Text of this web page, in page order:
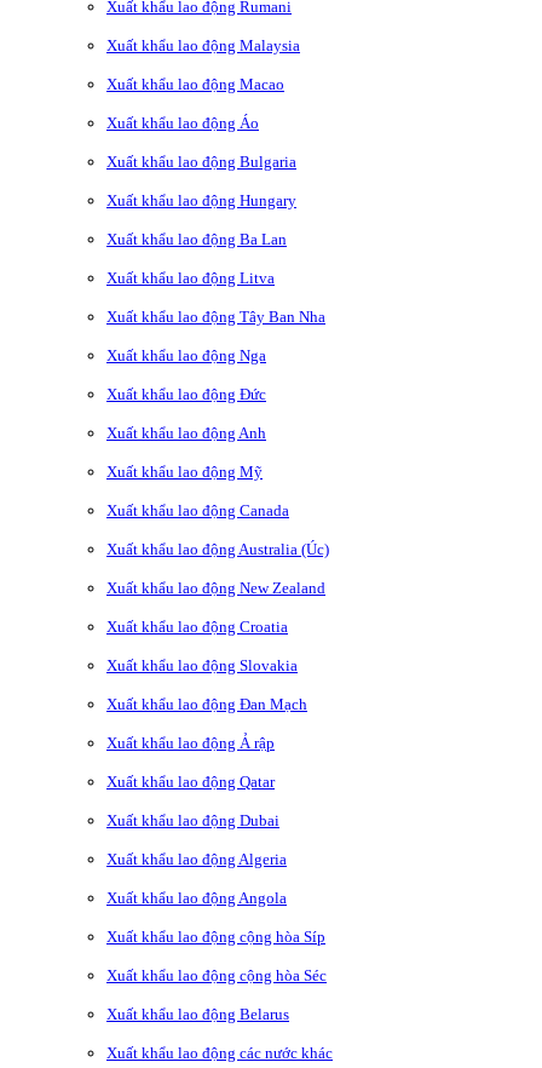
Xuất khẩu lao động Rumani
Xuất khẩu lao động Malaysia
Xuất khẩu lao động Macao
Xuất khẩu lao động Áo
Xuất khẩu lao động Bulgaria
Xuất khẩu lao động Hungary
Xuất khẩu lao động Ba Lan
Xuất khẩu lao động Litva
Xuất khẩu lao động Tây Ban Nha
Xuất khẩu lao động Nga
Xuất khẩu lao động Đức
Xuất khẩu lao động Anh
Xuất khẩu lao động Mỹ
Xuất khẩu lao động Canada
Xuất khẩu lao động Australia (Úc)
Xuất khẩu lao động New Zealand
Xuất khẩu lao động Croatia
Xuất khẩu lao động Slovakia
Xuất khẩu lao động Đan Mạch
Xuất khẩu lao động Ả rập
Xuất khẩu lao động Qatar
Xuất khẩu lao động Dubai
Xuất khẩu lao động Algeria
Xuất khẩu lao động Angola
Xuất khẩu lao động cộng hòa Síp
Xuất khẩu lao động cộng hòa Séc
Xuất khẩu lao động Belarus
Xuất khẩu lao động các nước khác